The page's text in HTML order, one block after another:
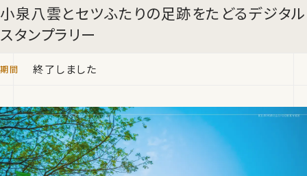
小泉八雲とセツふたりの足跡をたどるデジタル
スタンプラリー
終了しました